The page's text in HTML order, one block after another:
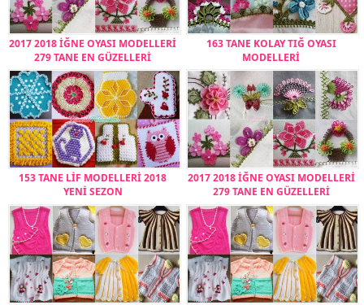
2017 2018 İĞNE OYASI MODELLERİ
279 TANE EN GÜZELLERİ
163 TANE KOLAY TIĞ OYASI
MODELLERİ
153 TANE LİF MODELLERİ 2018
YENİ SEZON
2017 2018 İĞNE OYASI MODELLERİ
279 TANE EN GÜZELLERİ